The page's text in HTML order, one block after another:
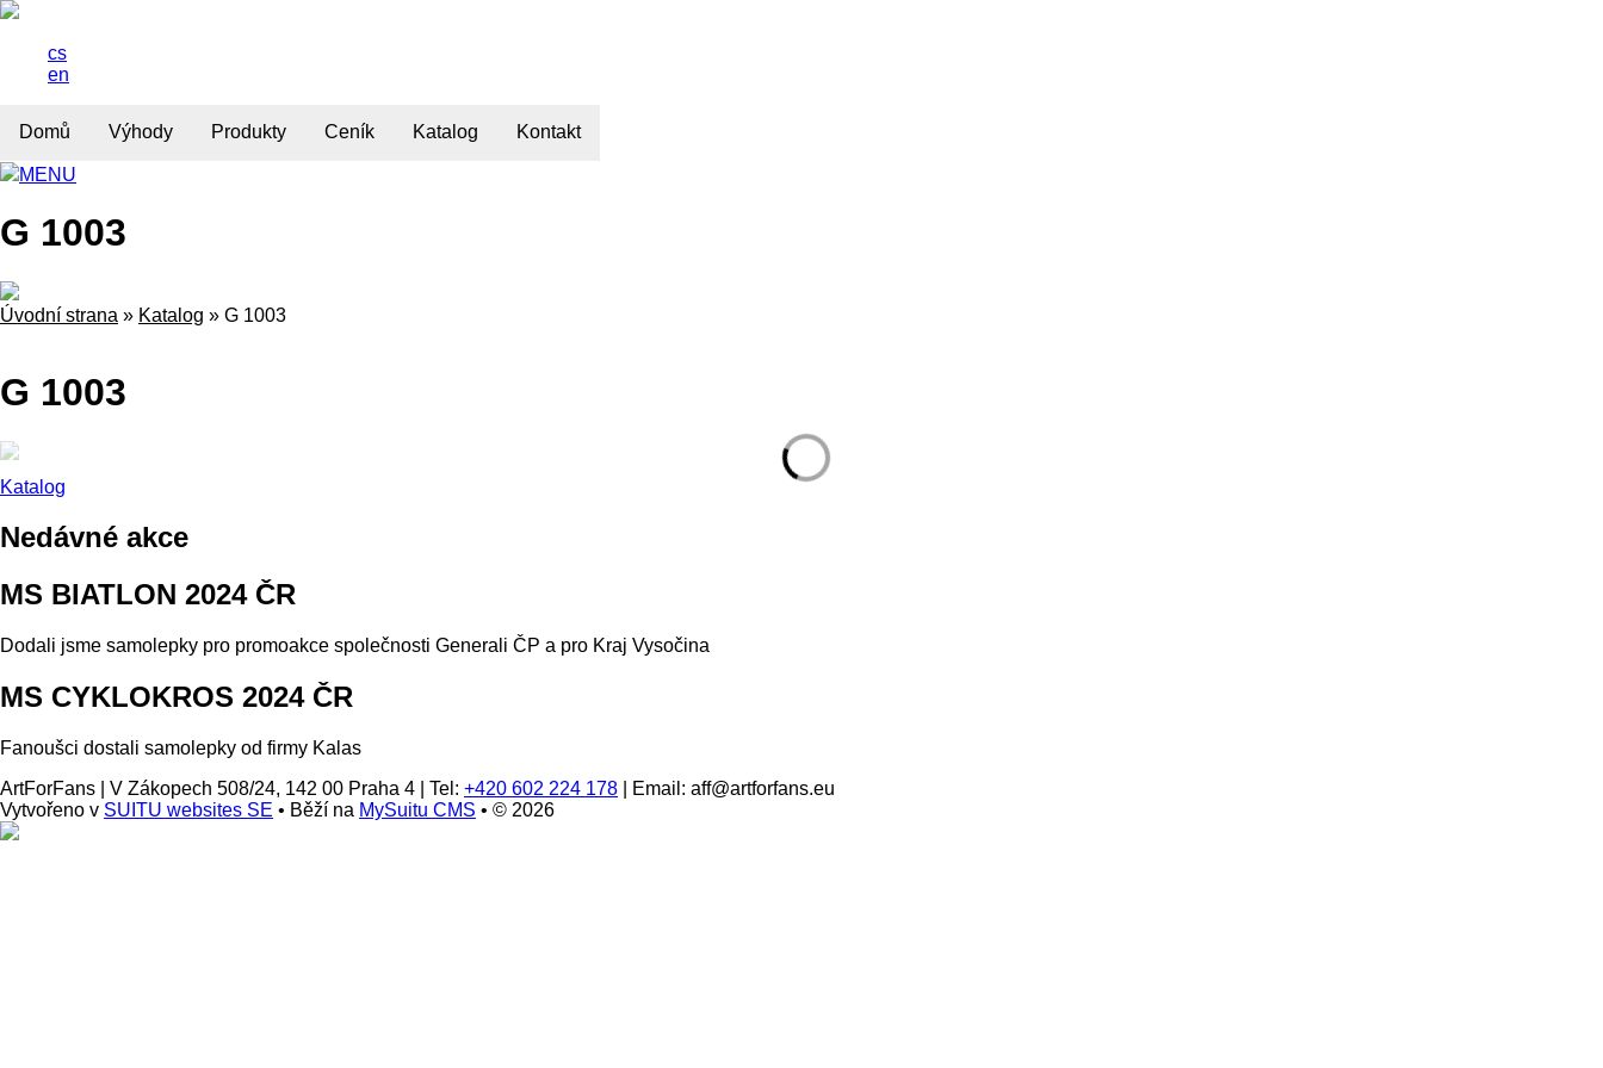
cs
en
Domů Výhody Produkty Ceník Katalog Kontakt
MENU
G 1003
Úvodní strana » Katalog » G 1003
G 1003
Katalog
Nedávné akce
MS BIATLON 2024 ČR
Dodali jsme samolepky pro promoakce společnosti Generali ČP a pro Kraj Vysočina
MS CYKLOKROS 2024 ČR
Fanoušci dostali samolepky od firmy Kalas
ArtForFans
V Zákopech 508/24, 142 00 Praha 4 Tel: +420 602 224 178
Email: aff@artforfans.eu
Vytvořeno v SUITU websites SE • Běží na MySuitu CMS • © 2026